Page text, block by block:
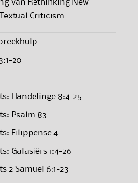
van Rethinking New
Textual Criticism
20
Handelinge 8:4-25
Psalm 83
Filippense 4
Galasiërs 1:4-26
2 Samuel 6:1-23